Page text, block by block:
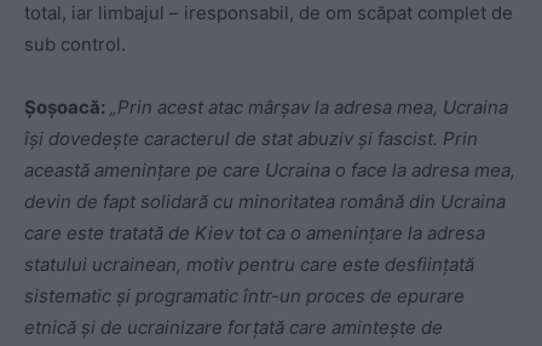
total, iar limbajul – iresponsabil, de om scăpat complet de
sub control.
Șoșoacă: „Prin acest atac mârșav la adresa mea, Ucraina
își dovedește caracterul de stat abuziv și fascist. Prin
această amenințare pe care Ucraina o face la adresa mea,
devin de fapt solidară cu minoritatea română din Ucraina
care este tratată de Kiev tot ca o amenințare la adresa
statului ucrainean, motiv pentru care este desființată
sistematic și programatic într-un proces de epurare
etnică și de ucrainizare forțată care amintește de